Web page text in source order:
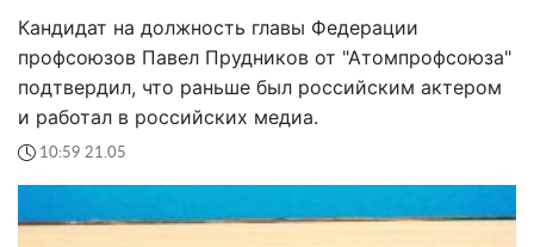
Кандидат на должность главы Федерации
профсоюзов Павел Прудников от "Атомпрофсоюза"
подтвердил, что раньше был российским актером
и работал в российских медиа.
10:59 21.05